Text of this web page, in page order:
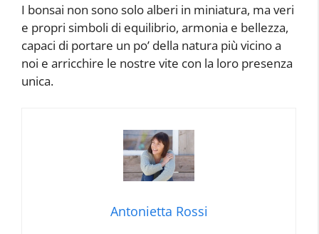
I bonsai non sono solo alberi in miniatura, ma veri
e propri simboli di equilibrio, armonia e bellezza,
capaci di portare un po’ della natura più vicino a
noi e arricchire le nostre vite con la loro presenza
unica.
Antonietta Rossi